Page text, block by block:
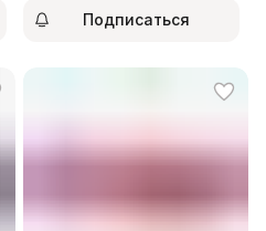
Подписаться